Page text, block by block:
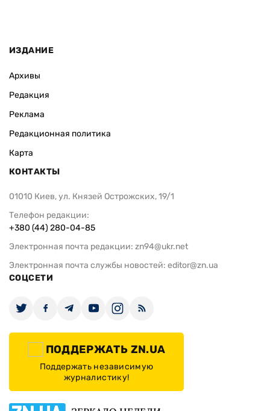
ИЗДАНИЕ
Архивы
Редакция
Реклама
Редакционная политика
Карта
КОНТАКТЫ
01010 Киев, ул. Князей Острожских, 19/1
Телефон редакции:
+380 (44) 280-04-85
Электронная почта редакции: zn94@ukr.net
Электронная почта службы новостей: editor@zn.ua
СОЦСЕТИ
ПОДДЕРЖАТЬ ZN.UA
Поддержать независимую
журналистику!